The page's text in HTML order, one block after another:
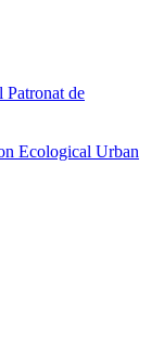
Patronat de
Ecological Urban